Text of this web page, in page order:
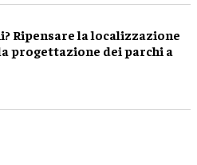
Ripensare la localizzazione
progettazione dei parchi a